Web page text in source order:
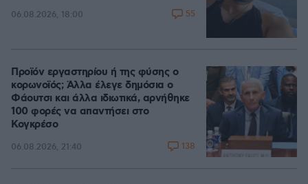
06.08.2026, 18:00 55
Προϊόν εργαστηρίου ή της φύσης ο
κορωνοϊός; Άλλα έλεγε δημόσια ο
Φάουτσι και άλλα ιδιωτικά, αρνήθηκε
100 φορές να απαντήσει στο
Κογκρέσο
06.08.2026, 21:40 138